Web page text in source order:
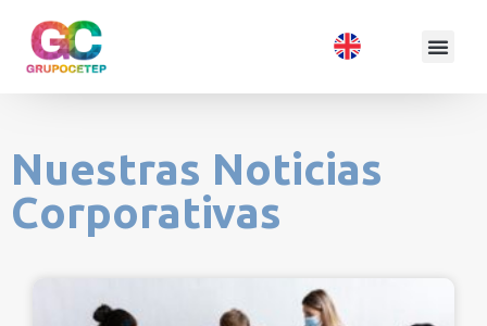
Nuestras Noticias
Corporativas